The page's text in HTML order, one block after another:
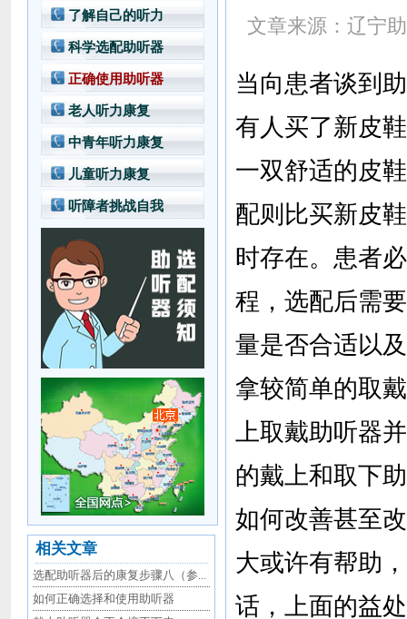
了解自己的听力
科学选配助听器
正确使用助听器
老人听力康复
中青年听力康复
儿童听力康复
听障者挑战自我
相关文章
选配助听器后的康复步骤八（参...
如何正确选择和使用助听器
文章来源： 辽宁
当向患者谈到
有人买了新皮
一双舒适的皮
配则比买新皮
时存在。患者
程，选配后需
量是否合适以
拿较简单的取
上取戴助听器
的戴上和取下
如何改善甚至
大或许有帮助
话，上面的益